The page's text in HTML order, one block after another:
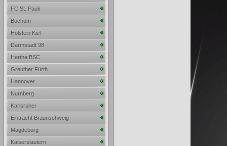
FC St. Pauli
Bochum
Holstein Kiel
Darmstadt 98
Hertha BSC
Greuther Fürth
Hannover
Nurnberg
Karlsruher
Eintracht Braunschweig
Magdeburg
Kaiserslautern